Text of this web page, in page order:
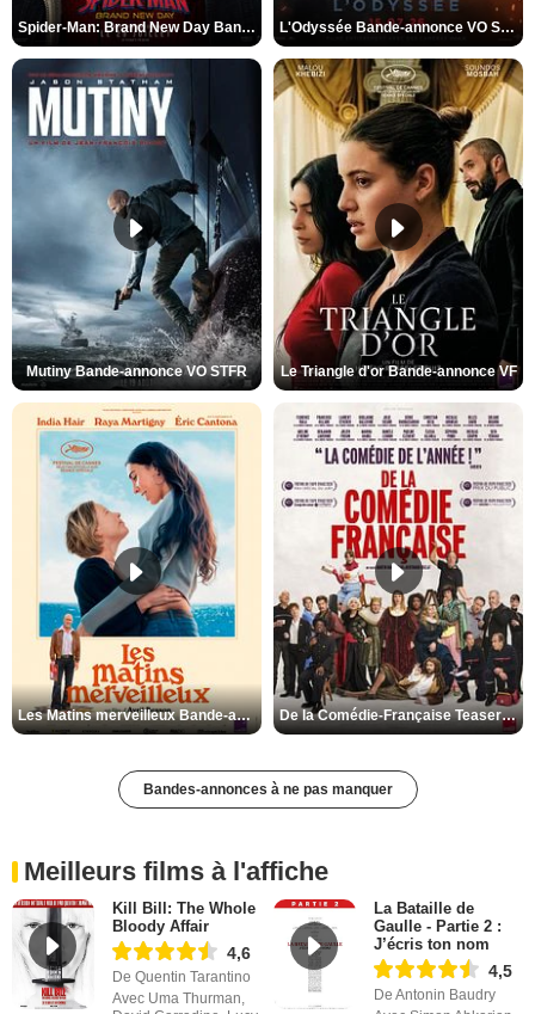
Spider-Man: Brand New Day Bande-annonce VO STFR L'Odyssée Bande-annonce VO STFR
Mutiny Bande-annonce VO STFR Le Triangle d'or Bande-annonce VF
Les Matins merveilleux Bande-annonce VF De la Comédie-Française Teaser VF
Bandes-annonces à ne pas manquer
Meilleurs films à l'affiche
Kill Bill: The Whole
Bloody Affair
4,6
De Quentin Tarantino
Avec Uma Thurman,
La Bataille de
Gaulle - Partie 2 :
J’écris ton nom
4,5
De Antonin Baudry